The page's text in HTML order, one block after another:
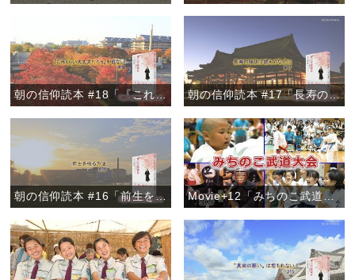
朝の信仰読本 #18「『これくらい大丈夫だろう』が危ない」 朝の信仰読本 #17「長寿の秘訣は教えのなかに」
朝の信仰読本 #16「前生を悟る方法」 Movie+12「みちのこ武道大会2019」